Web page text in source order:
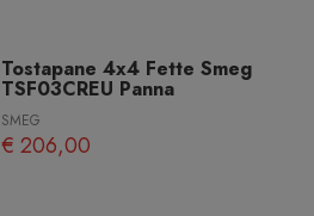
Tostapane 4x4 Fette Smeg
TSF03CREU Panna
SMEG
€ 206,00